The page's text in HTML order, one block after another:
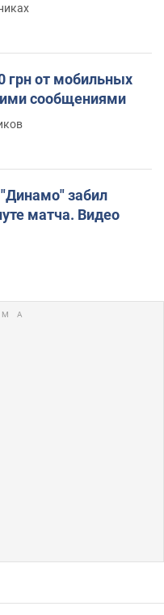
грн от мобильных
сообщениями
забил
матча. Видео